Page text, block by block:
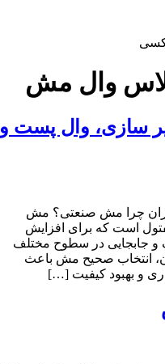
وال مش
سازی، وال‌ پست و
چرا مش صنعتی؟ مش
است که برای افزایش
و جابجایی در سطوح مختلف
انتخاب صحیح مش باعث
و بهبود کیفیت […]